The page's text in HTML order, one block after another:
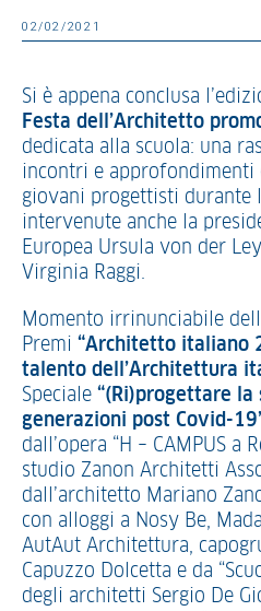
02/02/2021
Si è appena conclusa
Festa dell’Architetto
dedicata alla scuola: una
incontri e approfondimenti
giovani progettisti durante
intervenute anche la
Europea Ursula von der
Virginia Raggi.
Momento irrinunciabile
Premi “Architetto italiano
talento dell’Architettura
Speciale “(Ri)progettare la
generazioni post Covid-
dall’opera “H – CAMPUS a
studio Zanon Architetti
dall’architetto Mariano
con alloggi a Nosy Be,
AutAut Architettura,
Capuzzo Dolcetta e da
degli architetti Sergio De